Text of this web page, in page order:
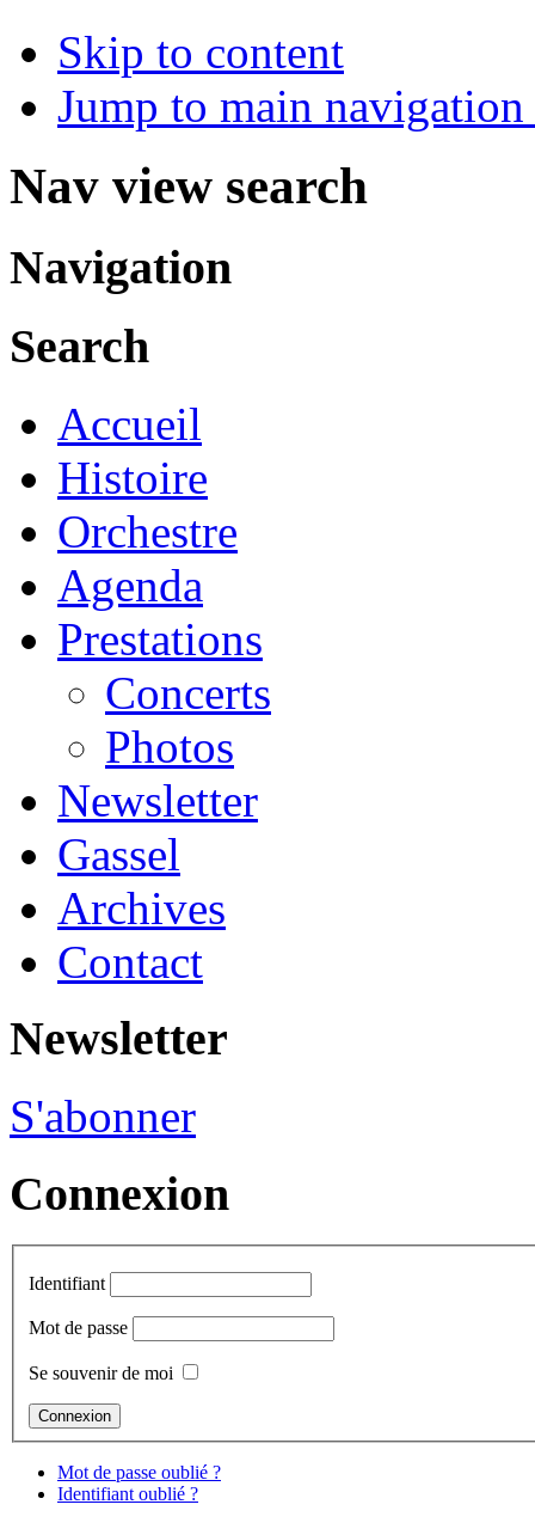
Skip to content
Jump to main
Nav view search
Navigation
Search
Accueil
Histoire
Orchestre
Agenda
Prestations
Concerts
Photos
Newsletter
Gassel
Archives
Contact
Newsletter
S'abonner
Connexion
Identifiant
Mot de passe
Se souvenir de moi
Mot de passe oublié ?
Identifiant oublié ?